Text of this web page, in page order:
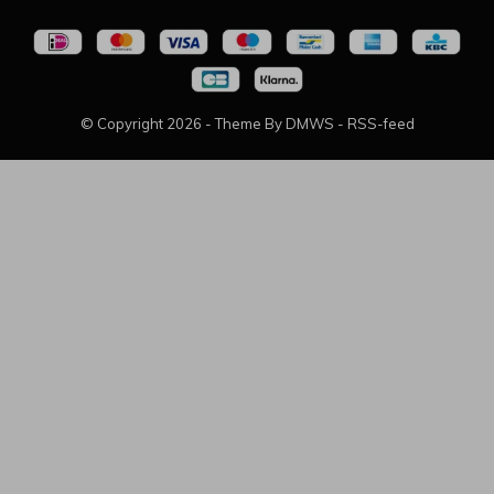
© Copyright 2026 - Theme By DMWS - RSS-feed